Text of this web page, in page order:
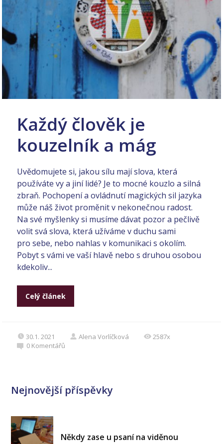
Každý člověk je
kouzelník a mág
Uvědomujete si, jakou sílu mají slova, která
používáte vy a jiní lidé? Je to mocné kouzlo a silná
zbraň. Pochopení a ovládnutí magických sil jazyka
může náš život proměnit v nekonečnou radost.
Na své myšlenky si musíme dávat pozor a pečlivě
volit svá slova, která užíváme v duchu sami
pro sebe, nebo nahlas v komunikaci s okolím.
Pobyt s vámi ve vaší hlavě nebo s druhou osobou
kdekoliv...
Celý článek
30.1. 2021 Alena Vorlíčková
2587x
0 Komentářů
Nejnovější příspěvky
Někdy zase u psaní na viděnou